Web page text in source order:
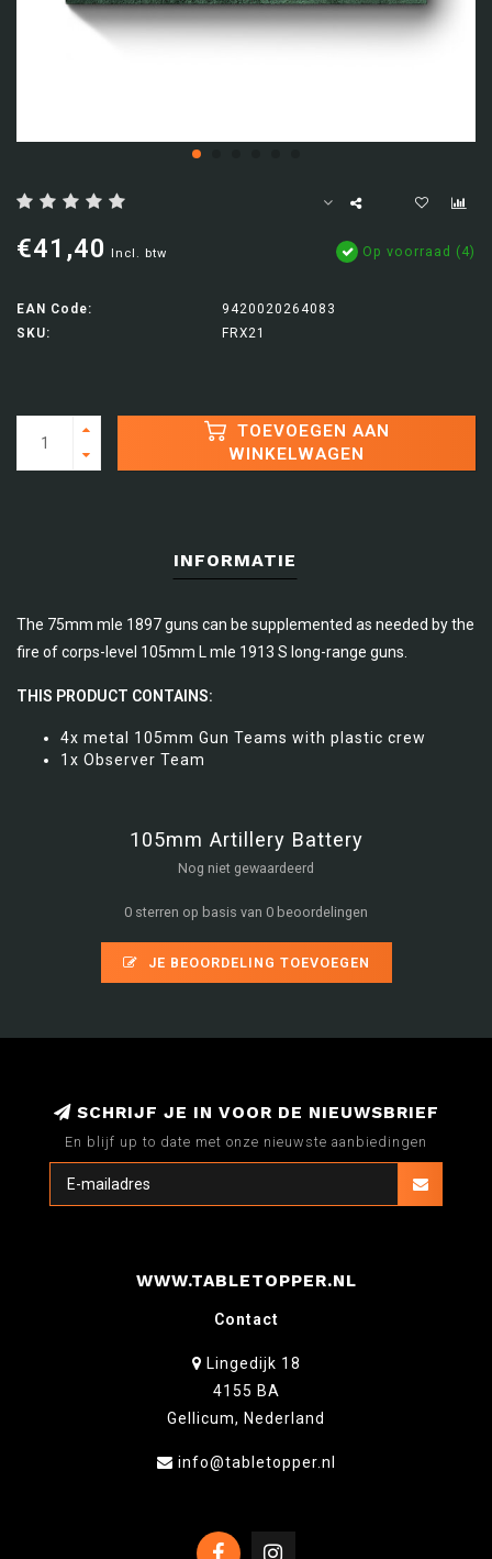
€41,40 Incl. btw Op voorraad (4)
EAN Code:
9420020264083
SKU:
FRX21
TOEVOEGEN AAN
WINKELWAGEN
INFORMATIE
The 75mm mle 1897 guns can be supplemented as needed by the
fire of corps-level 105mm L mle 1913 S long-range guns.
THIS PRODUCT CONTAINS:
4x metal 105mm Gun Teams with plastic crew
1x Observer Team
105mm Artillery Battery
Nog niet gewaardeerd
0 sterren op basis van 0 beoordelingen
JE BEOORDELING TOEVOEGEN
SCHRIJF JE IN VOOR DE NIEUWSBRIEF
En blijf up to date met onze nieuwste aanbiedingen
WWW.TABLETOPPER.NL
Contact
Lingedijk 18
4155 BA
Gellicum, Nederland
info@tabletopper.nl